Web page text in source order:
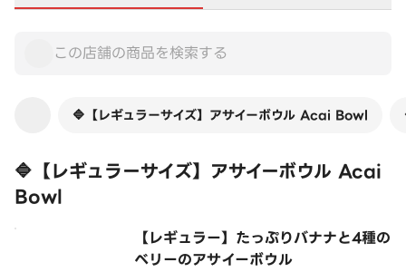
🔷【レギュラーサイズ】アサイーボウル Acai Bowl
🔷【レギュラーサイズ】アサイーボウル Acai
Bowl
【レギュラー】たっぷりバナナと4種の
ベリーのアサイーボウル